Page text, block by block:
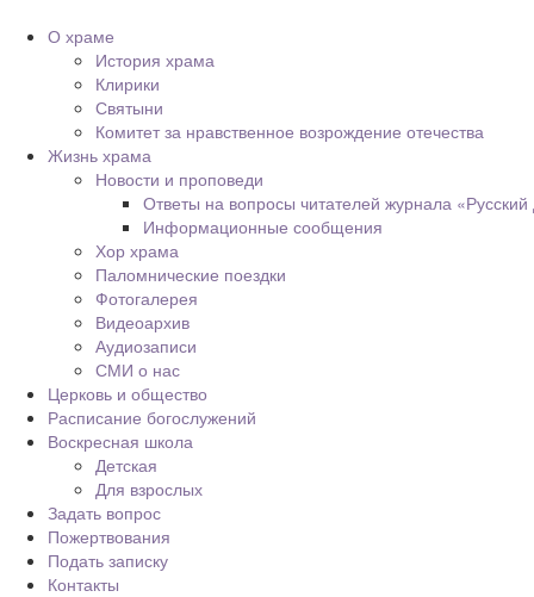
О храме
История храма
Клирики
Святыни
Комитет за нравственное возрождение отечества
Жизнь храма
Новости и проповеди
Ответы на вопросы читателей журнала
Информационные сообщения
Хор храма
Паломнические поездки
Фотогалерея
Видеоархив
Аудиозаписи
СМИ о нас
Церковь и общество
Расписание богослужений
Воскресная школа
Детская
Для взрослых
Задать вопрос
Пожертвования
Подать записку
Контакты